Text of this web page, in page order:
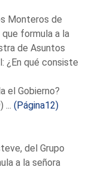
Monteros de
que formula a la
de Asuntos
¿En qué consiste
el Gobierno?
...(Página12)
del Grupo
a la señora